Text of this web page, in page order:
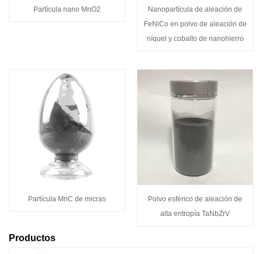
Partícula nano MnO2
Nanopartícula de aleación de
FeNiCo en polvo de aleación de
níquel y cobalto de nanohierro
Partícula MnC de micras
Polvo esférico de aleación de
alta entropía TaNbZrV
Productos